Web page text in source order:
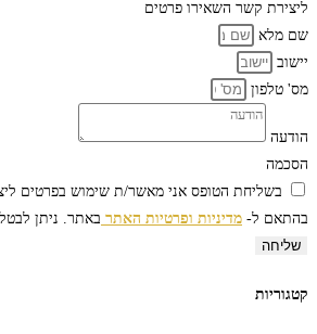
ליצירת קשר השאירו פרטים
שם מלא
יישוב
מס' טלפון
הודעה
הסכמה
בשליחת הטופס אני מאשר/ת שימוש בפרטים
בהתאם ל- מדיניות ופרטיות האתר באתר. ניתן
שליחה
קטגוריות